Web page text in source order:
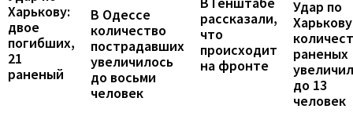
Харькову:
двое
погибших,
21
раненый
В Одессе
количество
пострадавших
увеличилось
до восьми
человек
рассказали,
что
происходит
на фронте
Удар по
раненых
до 13
человек